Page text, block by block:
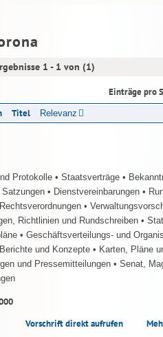
1 - 1 von (1)
Einträge pro
Titel Relevanz
Protokolle • Staatsverträge •
Satzungen • Dienstvereinbarungen •
•
Richtlinien und Rundschreiben •
• Geschäftsverteilungs- und
und Konzepte • Karten, Pläne
und Pressemitteilungen • Senat,
Vorschrift direkt aufrufen